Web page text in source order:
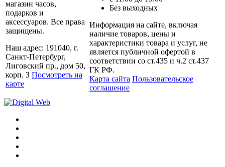
магазин часов,
подарков и
аксессуаров. Все права
защищены.
Наш адрес: 191040, г.
Санкт-Петербург,
Лиговский пр., дом 50,
корп. З Посмотреть на
карте
Без выходных
Информация на сайте, включая
наличие товаров, цены и
характеристики товара и услуг, не
является публичной офертой в
соответствии со ст.435 и ч.2 ст.437
ГК РФ.
Карта сайта Пользовательское
соглашение